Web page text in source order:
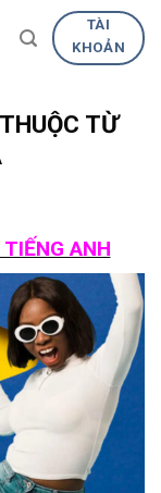
TÀI
KHOẢN
TỪ
ANH